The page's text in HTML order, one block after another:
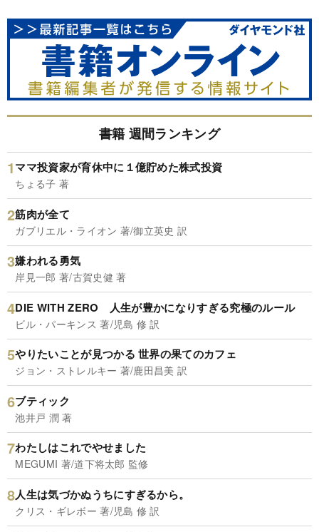
書籍 週間ランキング
ママ投資家が育休中に１億貯めた株式投資
ちょる子 著
筋肉が全て
ガブリエル・ライオン 著/御立英史 訳
嫌われる勇気
岸見一郎 著/古賀史健 著
DIE WITH ZERO 人生が豊かになりすぎる究極のルール
ビル・パーキンス 著/児島 修 訳
やりたいことが見つかる 世界の果てのカフェ
ジョン・ストレルキー 著/鹿田昌美 訳
ブティック
池井戸 潤 著
わたしはこれでやせました
MEGUMI 著/道下将太郎 監修
人生は気づかぬうちにすぎるから。
クリス・ギレボー 著/児島 修 訳